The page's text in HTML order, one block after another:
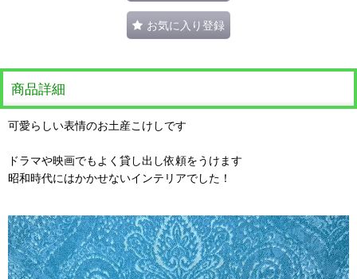
お気に入り登録
商品詳細
可愛らしい表情のお土産こけしです
ドラマや映画でもよく貸し出し依頼をうけます
昭和時代にはかかせないインテリアでした！